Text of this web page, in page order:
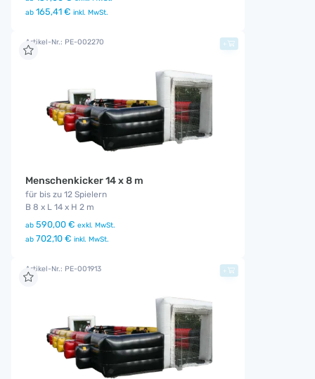
ab 165,41 € inkl. MwSt.
Artikel-Nr.: PE-002270
Menschenkicker 14 x 8 m
für bis zu 12 Spielern
B 8 x L 14 x H 2 m
ab 590,00 € exkl. MwSt.
ab 702,10 € inkl. MwSt.
+
Artikel-Nr.: PE-001913 +